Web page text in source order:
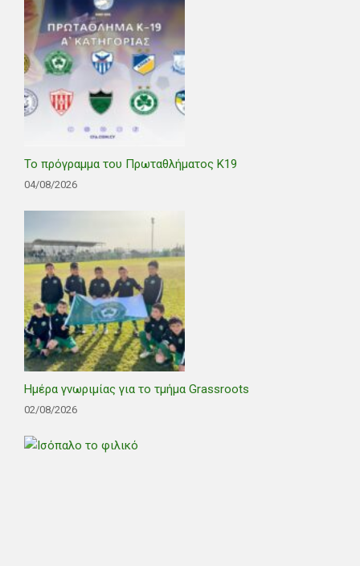
Το πρόγραμμα του Πρωταθλήματος Κ19
04/08/2026
Ημέρα γνωριμίας για το τμήμα Grassroots
02/08/2026